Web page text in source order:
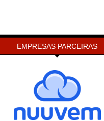
EMPRESAS PARCEIRAS